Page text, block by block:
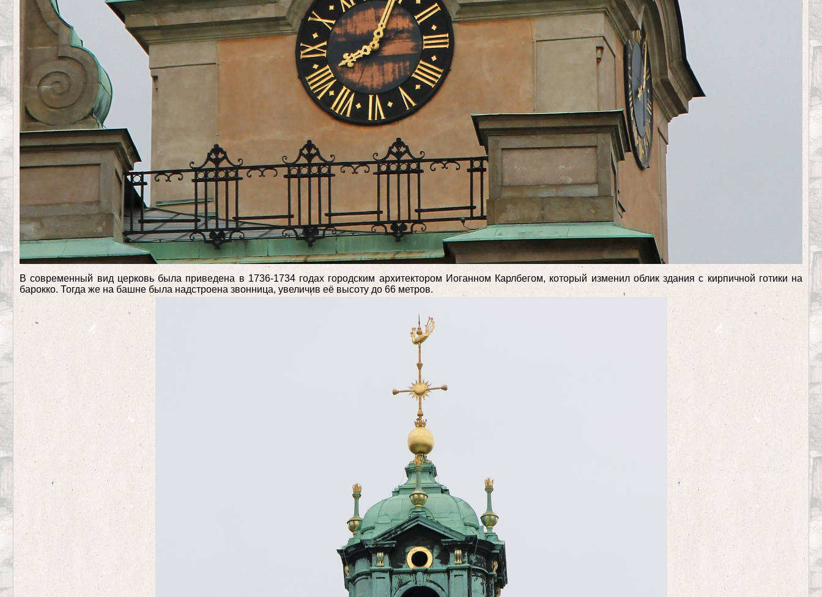
В современный вид церковь была приведена в 1736-1734 годах городским архитектором Иоганном Карлбегом, который изменил облик здания с кирпичной готики на
барокко. Тогда же на башне была надстроена звонница, увеличив её высоту до 66 метров.